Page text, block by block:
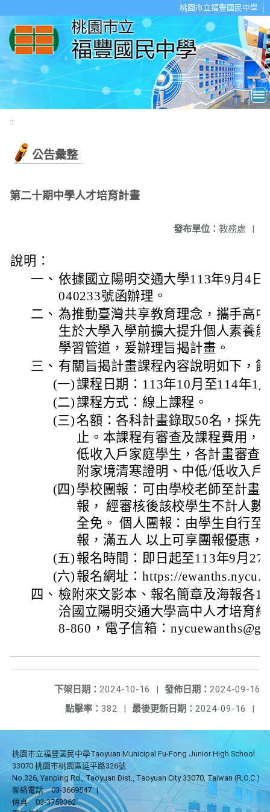
桃園市立福豐國民中學
:::
公告彙整
第二十期中學人才培育計畫
發布單位： 教務處 |
說明：
一、 依據國立陽明交通大學113年9月4
040233號函辦理。
二、 為推動臺灣共享教育理念，攜手高
生於大學入學前擴大提升個人素養
學習管道，爰辦理旨揭計畫。
三、 有關旨揭計畫課程內容說明如下，
(一)課程日期：113年10月至114年1
(二)課程方式：線上課程。
(三) 名額：各科計畫錄取50名，採先
止。本課程有審查及課程費用，
低收入戶家庭學生，各計畫審查
附家境清寒證明、中低/低收入戶
(四) 學校團報：可由學校老師至計畫
報， 經審核後該校學生不計人數
全免。 個人團報：由學生自行至
報，滿五人 以上可享團報優惠，
(五) 報名時間：即日起至113年9月27
(六) 報名網址：https://
四、 檢附來文影本、報名簡章及海報各1
洽國立陽明交通大學高中人才培育
8-860，電子信箱：
發佈日期： 2024-09-16
下架日期： 2024-10-16
|
最後更新日期： 2024-09-16 |
點擊率： 382 |
桃園市立福豐國民中學Taoyuan Municipal Fu-Fong Junior High School
33070 桃園市桃園區延平路326號
No.326, Yanping Rd., Taoyuan Dist., Taoyuan City 33070, Taiwan (R.O.C.)
聯絡電話
03-3669547 |
傳真
03-3758362